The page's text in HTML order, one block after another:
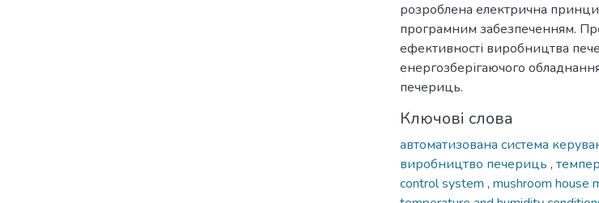
розроблена електрична
програмним забезпеченням.
ефективності виробництва
енергозберігаючого
печериць.
Ключові слова
автоматизована система
виробництво печериць ,
control system , mushroom house